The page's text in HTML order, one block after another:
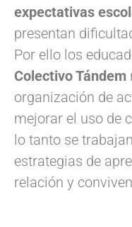
expectativas
presentan
Por ello los
Colectivo Tándem
organización de
mejorar el uso de
lo tanto se
estrategias de
relación y